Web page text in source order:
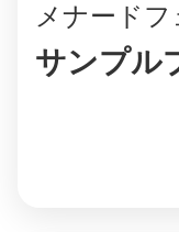
メナード
サンプル